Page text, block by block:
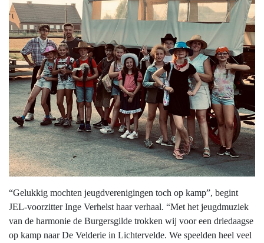
“Gelukkig mochten jeugdverenigingen toch op kamp”, begint
JEL-voorzitter Inge Verhelst haar verhaal. “Met het jeugdmuziek
van de harmonie de Burgersgilde trokken wij voor een driedaagse
op kamp naar De Velderie in Lichtervelde. We speelden heel veel